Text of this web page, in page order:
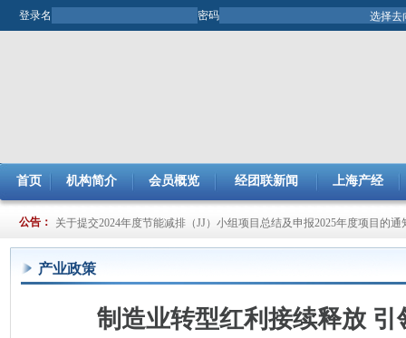
登录名 密码
首页 机构简介 会员概览 经团联新闻 上海产经
公告：
关于开展2025年市企业管理现代化创新成果评审工作的通知
关于提交2024年度节能减排（JJ）小组项目总结及申报2025年度项目的通
产业政策
制造业转型红利接续释放 引